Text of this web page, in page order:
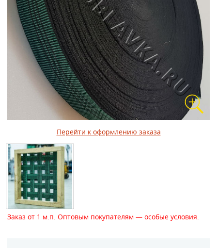
Перейти к оформлению заказа
Заказ от 1 м.п. Оптовым покупателям — особые условия.